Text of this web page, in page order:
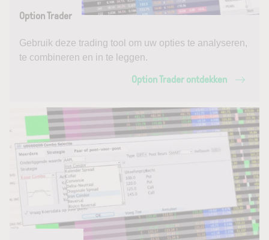
Option Trader
Gebruik deze trading tool om uw opties te analyseren,
te combineren en in te leggen.
Option Trader ontdekken